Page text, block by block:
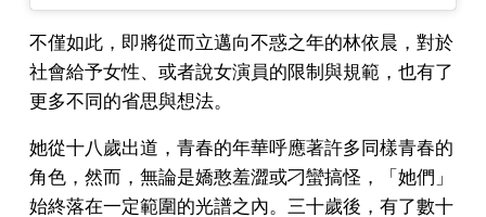
不僅如此，即將從而立邁向不惑之年的林依晨，對於
社會給予女性、或者說女演員的限制與規範，也有了
更多不同的省思與想法。
她從十八歲出道，青春的年華呼應著許多同樣青春的
角色，然而，無論是嬌憨羞澀或刁蠻搞怪，「她們」
始終落在一定範圍的光譜之內。三十歲後，有了數十